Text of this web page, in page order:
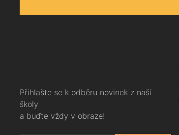
Přihlašte se k odběru novinek z naší
školy
a buďte vždy v obraze!